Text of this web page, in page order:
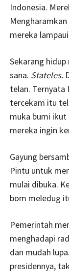
Indonesia.
mereka
Sekarang
sana. Stateles.
telan. Ternyata
tercekam itu
muka bumi
mereka ingin
Gayung
Pintu untuk
mulai dibuka.
bom meledug
Pemerintah
menghadapi
dan mudah
presidennya,